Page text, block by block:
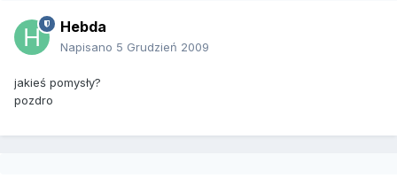
Hebda
Napisano 5 Grudzień 2009
jakieś pomysły?
pozdro